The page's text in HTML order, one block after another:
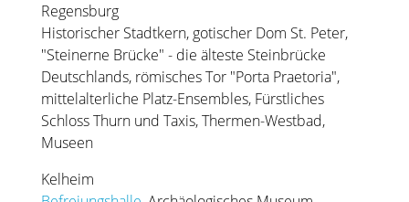
Regensburg
Historischer Stadtkern, gotischer Dom St. Peter,
"Steinerne Brücke" - die älteste Steinbrücke
Deutschlands, römisches Tor "Porta Praetoria",
mittelalterliche Platz-Ensembles, Fürstliches
Schloss Thurn und Taxis, Thermen-Westbad,
Museen
Kelheim